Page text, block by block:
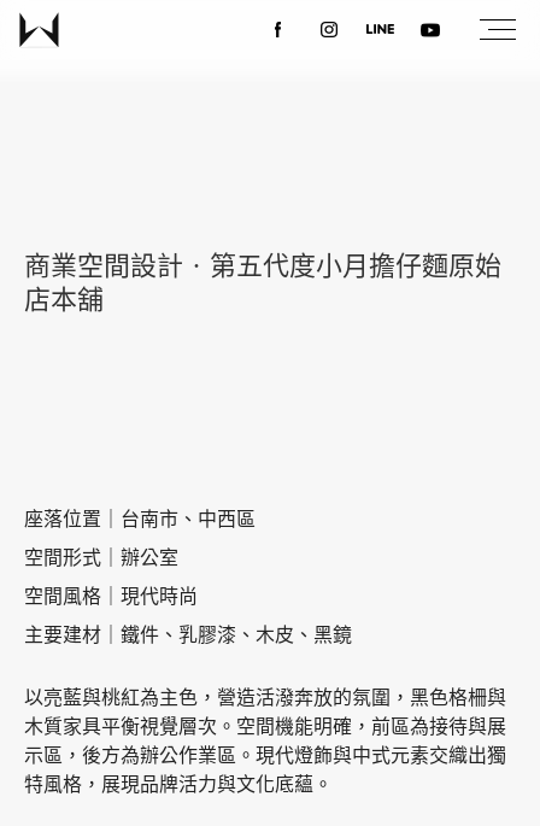
設計案例
商業空間設計‧第五代度小月擔仔麵原始
店本舖
座落位置｜台南市、中西區
空間形式｜辦公室
空間風格｜現代時尚
主要建材｜鐵件、乳膠漆、木皮、黑鏡
以亮藍與桃紅為主色，營造活潑奔放的氛圍，黑色格柵與
木質家具平衡視覺層次。空間機能明確，前區為接待與展
示區，後方為辦公作業區。現代燈飾與中式元素交織出獨
特風格，展現品牌活力與文化底蘊。